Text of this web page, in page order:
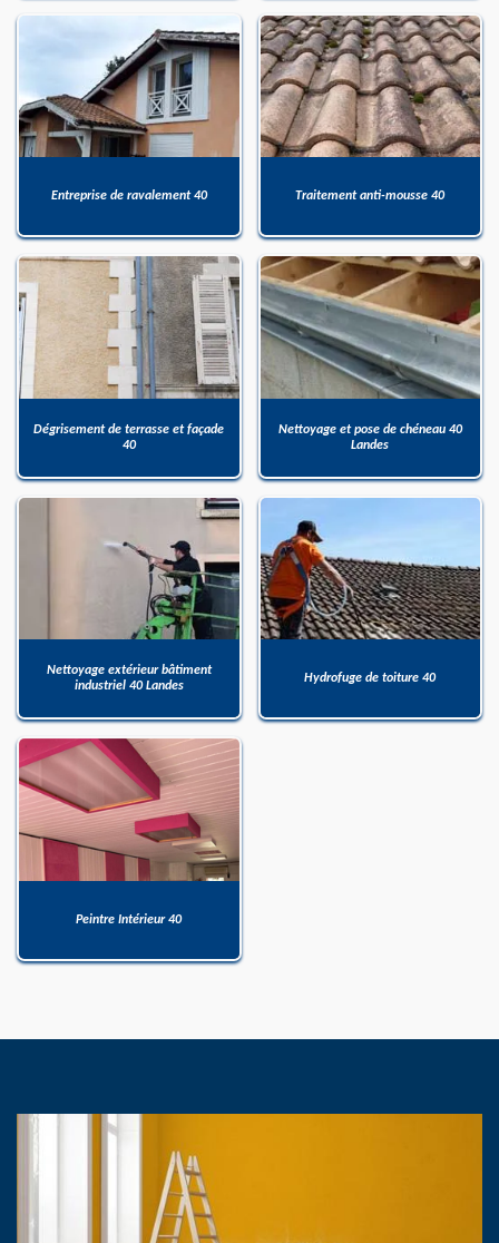
Entreprise de ravalement 40 Traitement anti-mousse 40
Dégrisement de terrasse et façade
40
Nettoyage et pose de chéneau 40
Landes
Nettoyage extérieur bâtiment
industriel 40 Landes
Hydrofuge de toiture 40
Peintre Intérieur 40